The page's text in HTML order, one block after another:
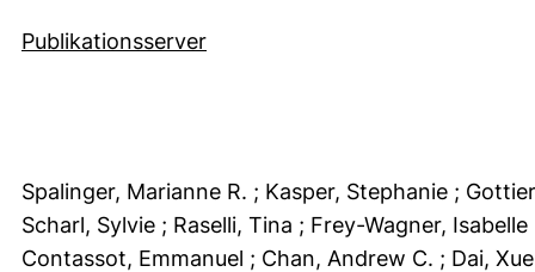
Publikationsserver
Spalinger, Marianne R. ; Kasper, Stephanie ;
Scharl, Sylvie ; Raselli, Tina ; Frey-Wagner, Isabelle
Contassot, Emmanuel ; Chan, Andrew C. ; Dai,